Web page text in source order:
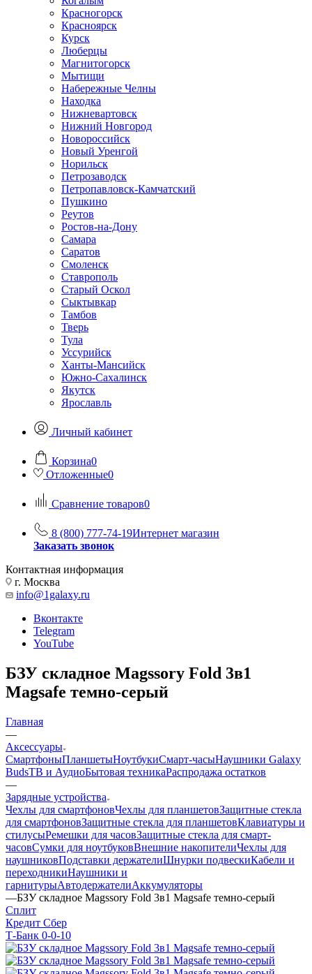
Красногорск
Красноярск
Курск
Люберцы
Магнитогорск
Мытищи
Набережные Челны
Находка
Нижневартовск
Нижний Новгород
Новороссийск
Новый Уренгой
Норильск
Петрозаводск
Петропавловск-Камчатский
Пушкино
Реутов
Ростов-на-Дону
Самара
Саратов
Смоленск
Ставрополь
Старый Оскол
Сыктывкар
Тамбов
Тверь
Тула
Уссурийск
Ханты-Мансийск
Южно-Сахалинск
Якутск
Ярославль
Личный кабинет
Корзина0
Отложенные0
Сравнение товаров0
8 (800) 777-74-19Интернет магазин
Заказать звонок
Контактная информация
г. Москва
info@1galaxy.ru
Вконтакте
Telegram
YouTube
БЗУ складное Magssory Fold 3в1
Magsafe темно-серый
Главная
—
Аксессуары
СмартфоныПланшетыНоутбукиСмарт-часыНаушники Galaxy
BudsТВ и АудиоБытовая техникаРаспродажа остатков
—
Зарядные устройства
Чехлы для смартфоновЧехлы для планшетовЗащитные стекла
для смартфоновЗащитные стекла для планшетовКлавиатуры и
стилусыРемешки для часовЗащитные стекла для смарт-
часовСумки для ноутбуковВнешние накопителиЧехлы для
наушниковПодставки держателиШнурки подвескиКабели и
переходникиНаушники и
гарнитурыАвтодержателиАккумуляторы
—БЗУ складное Magssory Fold 3в1 Magsafe темно-серый
Сплит
Кредит Сбер
Т-Банк 0-0-10